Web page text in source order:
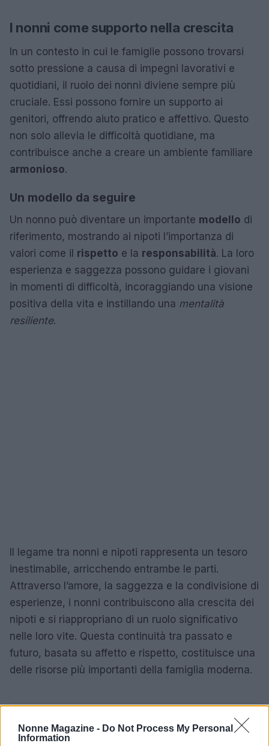
Nonne Magazine - Do Not Process My Personal
Information
I nonni come supporto nella crescita
In un contesto in cui le famiglie possono trovarsi
sotto pressione a causa di impegni lavorativi e
quotidiani, il ruolo dei nonni diviene sempre più
cruciale. Essi possono fornire un supporto ai
genitori, offrendo aiuto pratico e affettivo. Questo
non solo allevia le difficoltà quotidiane, ma
contribuisce anche a creare un ambiente familiare
armonioso.
Un modello da seguire
Un nonno può diventare un importante modello di
riferimento, mostrando ai nipoti l’importanza di
valori come il rispetto e la responsabilità. La loro
esperienza e saggezza possono guidare i giovani
in momenti di difficoltà, incoraggiando una visione
positiva della vita e instillando una mentalità
resiliente.
Il legame tra nonni e nipoti rappresenta un tesoro
inestimabile, arricchendo entrambe le parti.
Attraverso l’amore, la saggezza e la condivisione di
esperienze, i nonni contribuiscono alla crescita dei
nipoti e si riappropriano di un ruolo significativo
nelle loro vite. Questa continuità tra passato e
futuro, basata su affetto e rispetto, costituisce una
delle risorse più importanti della famiglia moderna.
AiAdhubMedia